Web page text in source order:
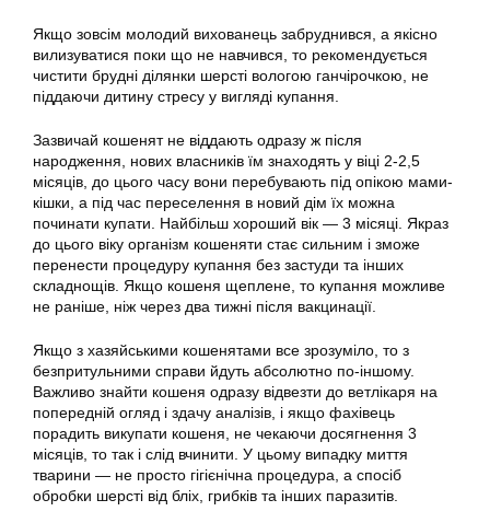
Якщо зовсім молодий вихованець забруднився, а якісно
вилизуватися поки що не навчився, то рекомендується
чистити брудні ділянки шерсті вологою ганчірочкою, не
піддаючи дитину стресу у вигляді купання.
Зазвичай кошенят не віддають одразу ж після
народження, нових власників їм знаходять у віці 2-2,5
місяців, до цього часу вони перебувають під опікою мами-
кішки, а під час переселення в новий дім їх можна
починати купати . Найбільш хороший вік — 3 місяці. Якраз
до цього віку організм кошеняти стає сильним і зможе
перенести процедуру купання без застуди та інших
складнощів. Якщо кошеня щеплене, то купання можливе
не раніше, ніж через два тижні після вакцинації.
Якщо з хазяйськими кошенятами все зрозуміло, то з
безпритульними справи йдуть абсолютно по-іншому.
Важливо знайти кошеня одразу відвезти до ветлікаря на
попередній огляд і здачу аналізів, і якщо фахівець
порадить викупати кошеня , не чекаючи досягнення 3
місяців, то так і слід вчинити. У цьому випадку миття
тварини — не просто гігієнічна процедура, а спосіб
обробки шерсті від бліх, грибків та інших паразитів.